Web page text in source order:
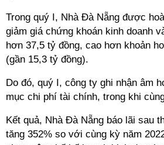
Trong quý I, Nhà Đà Nẵng được
giảm giá chứng khoán kinh doanh
hơn 37,5 tỷ đồng, cao hơn khoản
(gần 15,3 tỷ đồng).
Do đó, quý I, công ty ghi nhận âm
mục chi phí tài chính, trong khi
Kết quả, Nhà Đà Nẵng báo lãi sau
tăng 352% so với cùng kỳ năm